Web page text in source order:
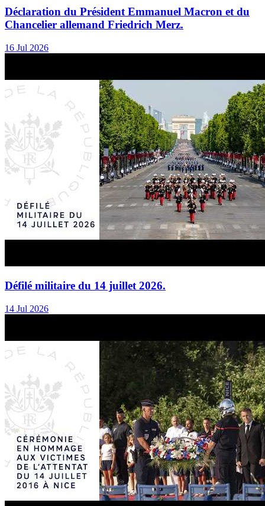
Déclaration du Président Emmanuel Macron et du
Chancelier allemand Friedrich Merz.
16 Jul 2026
Défilé militaire du 14 juillet 2026.
14 Jul 2026